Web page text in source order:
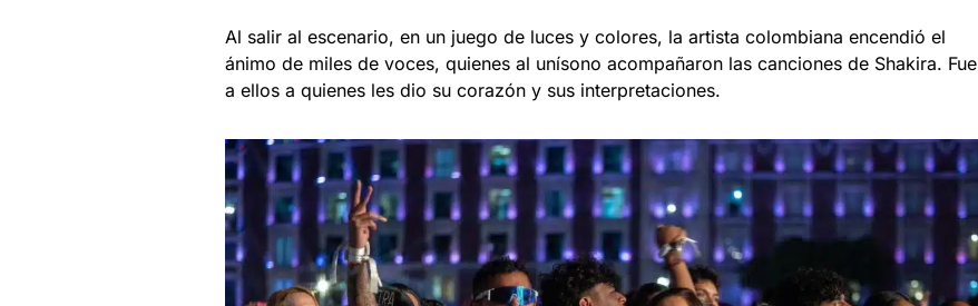
Al salir al escenario, en un juego de luces y colores, la artista colombiana encendió el
ánimo de miles de voces, quienes al unísono acompañaron las canciones de Shakira. Fue
a ellos a quienes les dio su corazón y sus interpretaciones.